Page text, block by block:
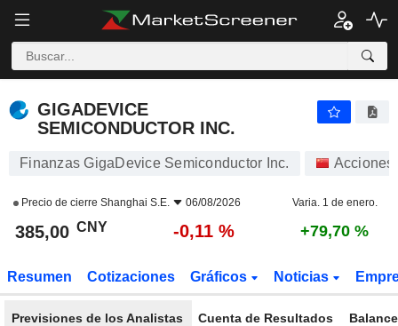
GIGADEVICE
SEMICONDUCTOR INC.
Finanzas GigaDevice Semiconductor Inc. Acciones
Precio de cierre Shanghai S.E. 06/08/2026 Varia. 1 de enero.
385,00 CNY -0,11 % +79,70 %
Resumen Cotizaciones Gráficos Noticias
Previsiones de los Analistas Cuenta de Resultados Balance